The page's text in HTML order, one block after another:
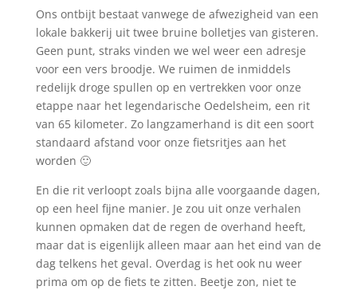
Ons ontbijt bestaat vanwege de afwezigheid van een
lokale bakkerij uit twee bruine bolletjes van gisteren.
Geen punt, straks vinden we wel weer een adresje
voor een vers broodje. We ruimen de inmiddels
redelijk droge spullen op en vertrekken voor onze
etappe naar het legendarische Oedelsheim, een rit
van 65 kilometer. Zo langzamerhand is dit een soort
standaard afstand voor onze fietsritjes aan het
worden 🙂
En die rit verloopt zoals bijna alle voorgaande dagen,
op een heel fijne manier. Je zou uit onze verhalen
kunnen opmaken dat de regen de overhand heeft,
maar dat is eigenlijk alleen maar aan het eind van de
dag telkens het geval. Overdag is het ook nu weer
prima om op de fiets te zitten. Beetje zon, niet te